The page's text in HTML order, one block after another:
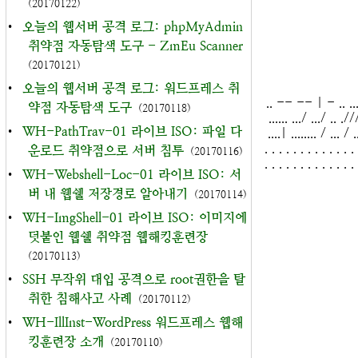
(20170122)
•
오늘의 웹서버 공격 로그: phpMyAdmin
취약점 자동탐색 도구 - ZmEu Scanner
(20170121)
•
오늘의 웹서버 공격 로그: 워드프레스 취
약점 자동탐색 도구 (20170118)
•
WH-PathTrav-01 라이브 ISO: 파일 다
운로드 취약점으로 서버 침투 (20170116)
•
WH-Webshell-Loc-01 라이브 ISO: 서
버 내 웹쉘 저장경로 알아내기
(20170114)
•
WH-ImgShell-01 라이브 ISO: 이미지에
덧붙인 웹쉘 취약점 웹해킹훈련장
(20170113)
•
SSH 무작위 대입 공격으로 root권한을 탈
취한 침해사고 사례
(20170112)
•
WH-IllInst-WordPress 워드프레스 웹해
킹훈련장 소개
(20170110)
.. -- -- | - .. ....
...... .../ .../ ..
....| ........ / ... /
. . . . . . . . . . . .
. . . . . . . . . . . .